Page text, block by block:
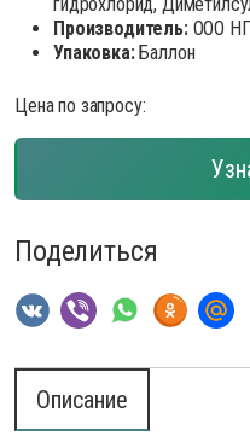
Производитель:ООО
Упаковка:Баллон
Цена по запросу:
Поделиться
Описание